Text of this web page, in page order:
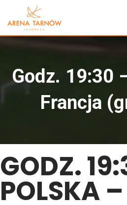
Godz. 19:30
Francja
GODZ.
POLSKA –